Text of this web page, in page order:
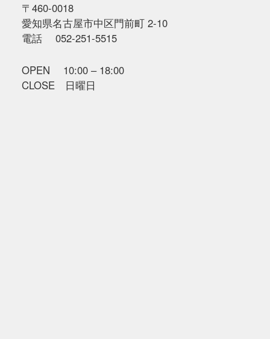
〒460-0018
愛知県名古屋市中区門前町 2-10
電話 052-251-5515
OPEN 10:00 – 18:00
CLOSE 日曜日